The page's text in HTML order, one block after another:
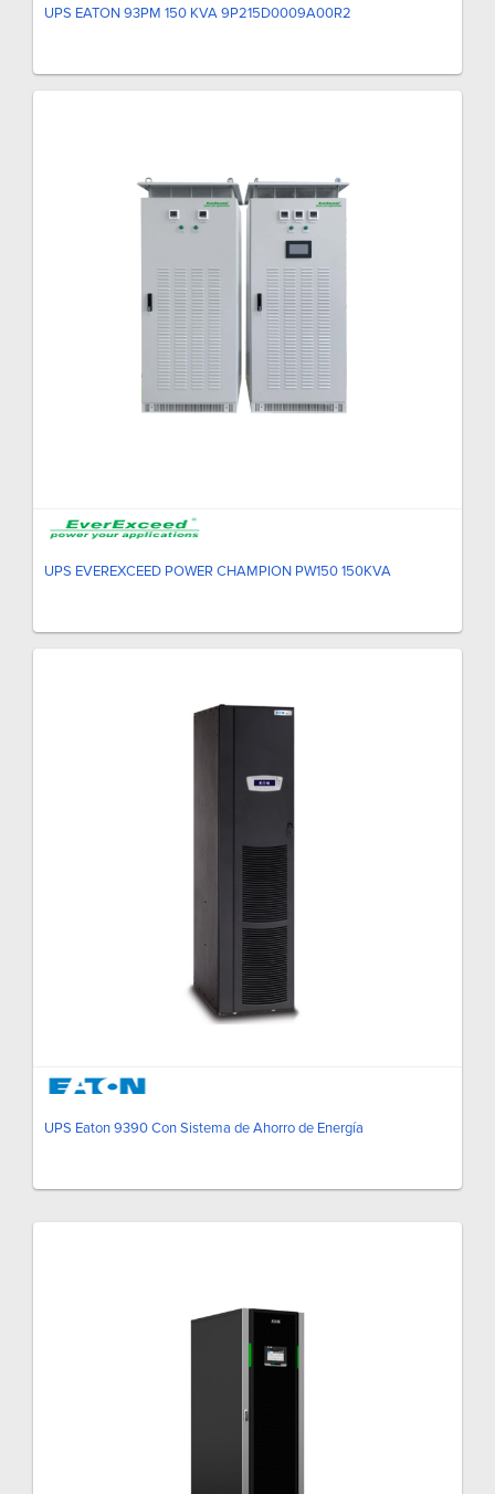
UPS EATON 93PM 150 KVA 9P215D0009A00R2
UPS EVEREXCEED POWER CHAMPION PW150 150KVA
UPS Eaton 9390 Con Sistema de Ahorro de Energía